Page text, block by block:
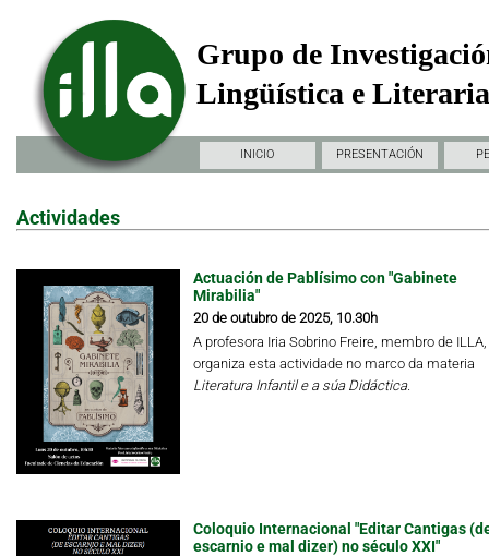
Grupo de
Lingüística e
INICIO PRESENTACIÓN
Actividades
Actuación de Pablísimo con "Gabinete
Mirabilia"
20 de outubro de 2025, 10.30h
A profesora Iria Sobrino Freire, membro de ILLA,
organiza esta actividade no marco da materia
Literatura Infantil e a súa Didáctica.
Coloquio Internacional "Editar Cantigas
escarnio e mal dizer) no século XXI"